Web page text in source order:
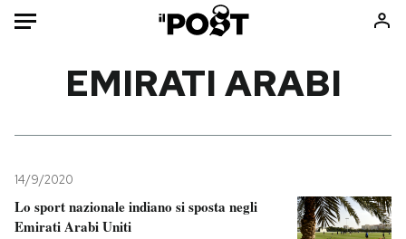
Mondo
Politica
Tecnologia
Consumismi
EMIRATI ARABI
14/9/2020
Lo sport nazionale indiano si sposta negli
Emirati Arabi Uniti